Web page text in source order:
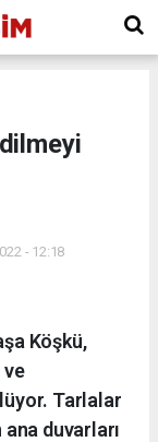
- 12:18
Köşkü,
ve
Tarlalar
duvarları